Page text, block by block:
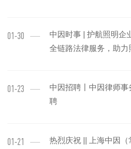
01-30
中因时事 | 护航照明企
全链路法律服务，助
01-23
中因招聘丨中因律师
聘
01-21
热烈庆祝 || 上海中因